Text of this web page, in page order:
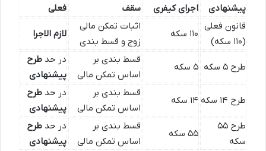
پیشنهادی
اجرای کیفری
سقف
فعلی
قانون فعلی
(۱۱۰ سکه)
۱۱۰ سکه
اثبات تمکن مالی
زوج و قسط بندی
لازم الاجرا
طرح ۵ سکه ۵ سکه
قسط بندی بر
اساس تمکن مالی
در حد طرح
پیشنهادی
طرح ۱۴ سکه ۱۴ سکه
قسط بندی بر
اساس تمکن مالی
در حد طرح
پیشنهادی
طرح ۵۵
سکه
۵۵ سکه
قسط بندی بر
اساس تمکن مالی
در حد طرح
پیشنهادی